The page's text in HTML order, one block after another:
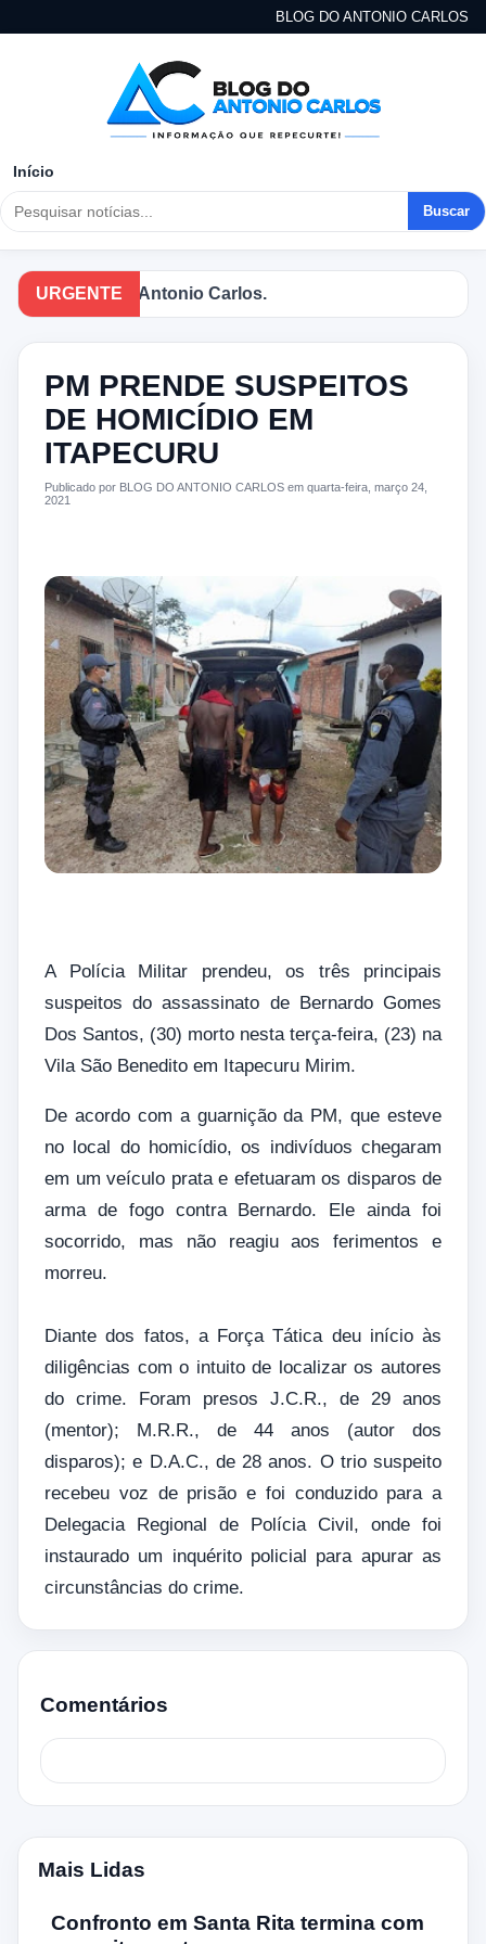
BLOG DO ANTONIO CARLOS
Início
Buscar
URGENTE
no Blog do Antonio Carlos.
PM PRENDE SUSPEITOS
DE HOMICÍDIO EM
ITAPECURU
Publicado por BLOG DO ANTONIO CARLOS em quarta-feira, março 24,
2021
A Polícia Militar prendeu, os três principais
suspeitos do assassinato de Bernardo Gomes
Dos Santos, (30) morto nesta terça-feira, (23) na
Vila São Benedito em Itapecuru Mirim.
De acordo com a guarnição da PM, que esteve
no local do homicídio, os indivíduos chegaram
em um veículo prata e efetuaram os disparos de
arma de fogo contra Bernardo. Ele ainda foi
socorrido, mas não reagiu aos ferimentos e
morreu.
Diante dos fatos, a Força Tática deu início às
diligências com o intuito de localizar os autores
do crime. Foram presos J.C.R., de 29 anos
(mentor); M.R.R., de 44 anos (autor dos
disparos); e D.A.C., de 28 anos. O trio suspeito
recebeu voz de prisão e foi conduzido para a
Delegacia Regional de Polícia Civil, onde foi
instaurado um inquérito policial para apurar as
circunstâncias do crime.
Comentários
Mais Lidas
Confronto em Santa Rita termina com